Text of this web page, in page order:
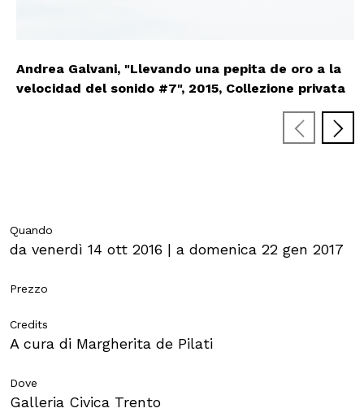
IL MART
Aziende
Scuole
Andrea Galvani, "Llevando una pepita de oro a la
velocidad del sonido #7", 2015, Collezione privata
Andrea Galvani, "The End [Action #1]", 2013-2015,
Collection of the Artist
Andrea Galvani, "A Cube, a Sphere, and a Pyramid
#1", 2012, Collection privata, Zurigo
Andrea Galvani, "Epilogo #37", 2014, Courtesy of
the artist
Andrea Galvani, "The End [Action #5]", 2015
Quando
da venerdì 14 ott 2016 | a domenica 22 gen 2017
Prezzo
Credits
A cura di Margherita de Pilati
Dove
Galleria Civica Trento